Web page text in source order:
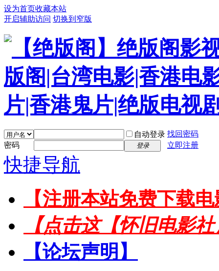
设为首页收藏本站
开启辅助访问 切换到窄版
自动登录 找回密码
密码
登录 立即注册
快捷导航
【注册本站免费下载
【点击这【怀旧电影
【论坛声明】